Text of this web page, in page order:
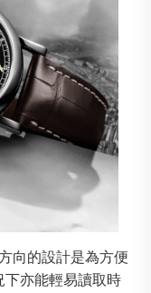
向的設計是為方便
下亦能輕易讀取時